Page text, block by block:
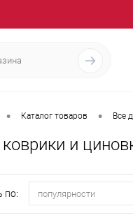
• Каталог товаров • Все
и
по: популярности